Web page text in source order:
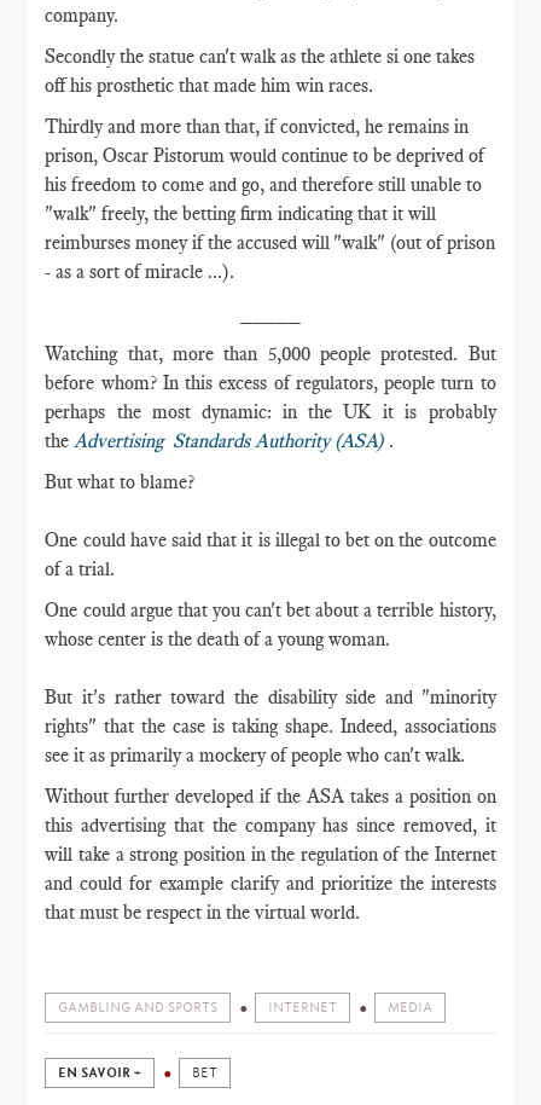
company.
Secondly the statue can't walk as the athlete si one takes
off his prosthetic that made him win races.
Thirdly and more than that, if convicted, he remains in
prison, Oscar Pistorum would continue to be deprived of
his freedom to come and go, and therefore still unable to
"walk" freely, the betting firm indicating that it will
reimburses money if the accused will "walk" (out of prison
- as a sort of miracle ...).
Watching that, more than 5,000 people protested. But
before whom? In this excess of regulators, people turn to
perhaps the most dynamic: in the UK it is probably
theAdvertising Standards Authority (ASA) .
But what to blame?
One could have said that it is illegal to bet on the outcome
of a trial.
One could argue that you can't bet about a terrible history,
whose center is the death of a young woman.
But it's rather toward the disability side and "minority
rights" that the case is taking shape. Indeed, associations
see it as primarily a mockery of people who can't walk.
Without further developed if the ASA takes a position on
this advertising that the company has since removed, it
will take a strong position in the regulation of the Internet
and could for example clarify and prioritize the interests
that must be respect in the virtual world.
GAMBLING AND SPORTS INTERNET MEDIA
EN SAVOIR + BET